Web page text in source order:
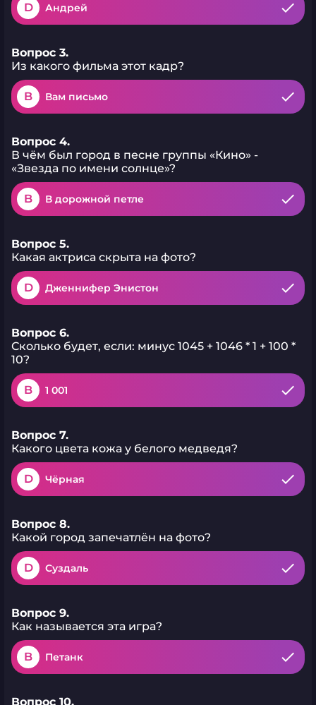
D Андрей
Вопрос 3.
Из какого фильма этот кадр?
B Вам письмо
Вопрос 4.
В чём был город в песне группы «Кино» -
«Звезда по имени солнце»?
B В дорожной петле
Вопрос 5.
Какая актриса скрыта на фото?
D Дженнифер Энистон
Вопрос 6.
Сколько будет, если: минус 1045 + 1046 * 1 + 100 *
10?
B 1 001
Вопрос 7.
Какого цвета кожа у белого медведя?
D Чёрная
Вопрос 8.
Какой город запечатлён на фото?
D Суздаль
Вопрос 9.
Как называется эта игра?
B Петанк
Вопрос 10.